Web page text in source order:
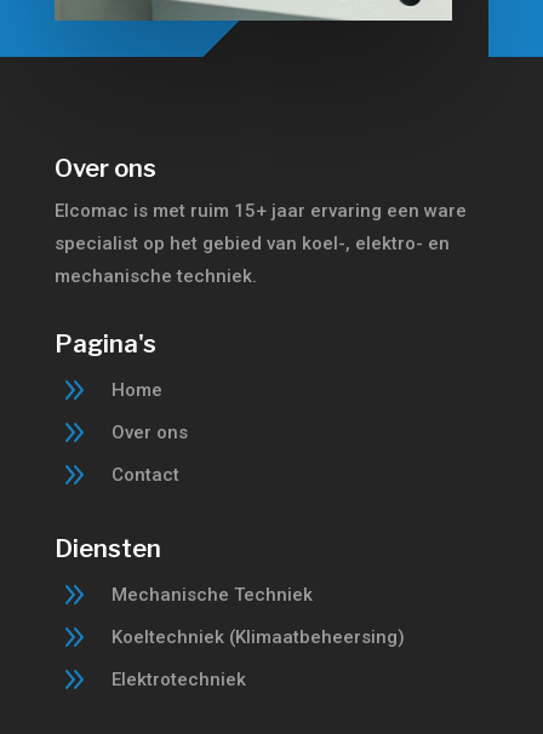
Over ons
Elcomac is met ruim 15+ jaar ervaring een ware
specialist op het gebied van koel-, elektro- en
mechanische techniek.
Pagina's
9 Home
9 Over ons
9 Contact
Diensten
9 Mechanische Techniek
9 Koeltechniek (Klimaatbeheersing)
9 Elektrotechniek